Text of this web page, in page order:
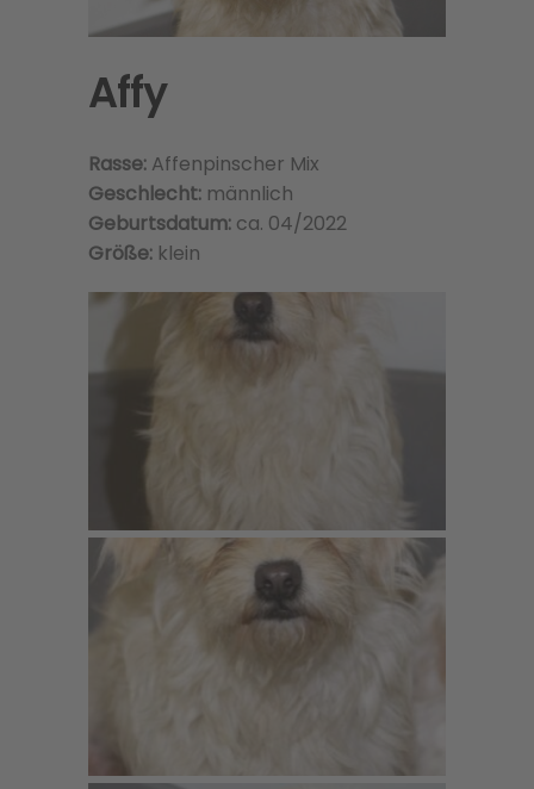
Affy
Rasse: Affenpinscher Mix
Geschlecht: männlich
Geburtsdatum: ca. 04/2022
Größe: klein